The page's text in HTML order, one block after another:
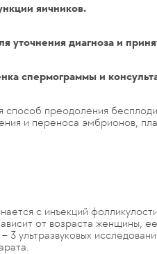
яичников.
уточнения диагноза и
спермограммы и
преодоления
и переноса эмбрионов,
с инъекций
от возраста женщины,
3 ультразвуковых